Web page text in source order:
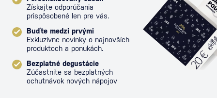
Získajte odporúčania
prispôsobené len pre vás.
Buďte medzi prvými
Exkluzívne novinky o najnovších
produktoch a ponukách.
Bezplatné degustácie
Zúčastnite sa bezplatných
ochutnávok nových nápojov